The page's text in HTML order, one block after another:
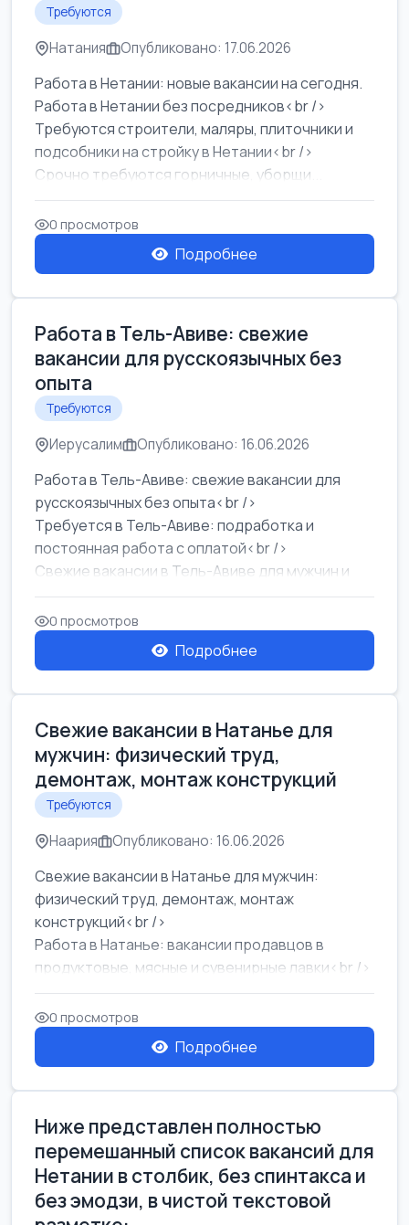
Требуются
Натания Опубликовано: 17.06.2026
Работа в Нетании: новые вакансии на сегодня.
Работа в Нетании без посредников<br />
Требуются строители, маляры, плиточники и
подсобники на стройку в Нетании<br />
Срочно требуются горничные, уборщи...
0 просмотров
Подробнее
Работа в Тель-Авиве: свежие
вакансии для русскоязычных без
опыта
Требуются
Иерусалим Опубликовано: 16.06.2026
Работа в Тель-Авиве: свежие вакансии для
русскоязычных без опыта<br />
Требуется в Тель-Авиве: подработка и
постоянная работа с оплатой<br />
Свежие вакансии в Тель-Авиве для мужчин и
женщин от хозя...
0 просмотров
Подробнее
Свежие вакансии в Натанье для
мужчин: физический труд,
демонтаж, монтаж конструкций
Требуются
Наария Опубликовано: 16.06.2026
Свежие вакансии в Натанье для мужчин:
физический труд, демонтаж, монтаж
конструкций<br />
Работа в Натанье: вакансии продавцов в
продуктовые, мясные и сувенирные лавки<br />
Разнорабочий на сборку м...
0 просмотров
Подробнее
Ниже представлен полностью
перемешанный список вакансий для
Нетании в столбик, без спинтакса и
без эмодзи, в чистой текстовой